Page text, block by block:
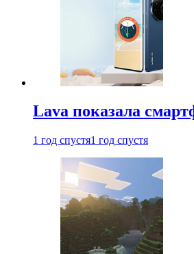
Lava показала
1 год спустя1 год спустя